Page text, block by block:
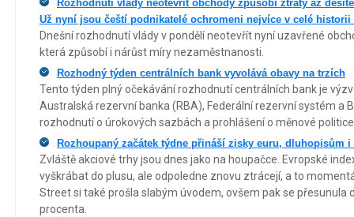
Rozhodnutí vlády neotevřít obchody způsobí ztráty až
Už nyní jsou čeští podnikatelé ochromeni nejvíce v celé historii
Dnešní rozhodnutí vlády v pondělí neotevřít nyní uzavřené
která způsobí i nárůst míry nezaměstnanosti.
Rozhodný týden centrálních bank vyvolává obavy na trzích
Tento týden plný očekávání rozhodnutí centrálních bank je
Australská rezervní banka (RBA), Federální rezervní systém a
rozhodnutí o úrokových sazbách a prohlášení o měnové
Rozhoupaný začátek týdne přináší zisky euru, dluhopisům i
Zvláště akciové trhy jsou dnes jako na houpačce. Evropské
vyškrábat do plusu, ale odpoledne znovu ztrácejí, a to
Street si také prošla slabým úvodem, ovšem pak se přesunula
procenta.